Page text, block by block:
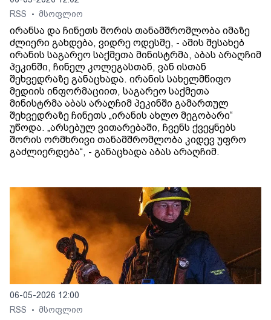
RSS
• მსოფლიო
ირანსა და ჩინეთს შორის თანამშრომლობა იმაზე
ძლიერი გახდება, ვიდრე ოდესმე, - ამის შესახებ
ირანის საგარეო საქმეთა მინისტრმა, აბას არაღჩიმ
პეკინში, ჩინელ კოლეგასთან, ვან ისთან
შეხვედრაზე განაცხადა. ირანის სახელმწიფო
მედიის ინფორმაციით, საგარეო საქმეთა
მინისტრმა აბას არაღჩიმ პეკინში გამართულ
შეხვედრაზე ჩინეთს „ირანის ახლო მეგობარი“
უწოდა. „არსებულ ვითარებაში, ჩვენს ქვეყნებს
შორის ორმხრივი თანამშრომლობა კიდევ უფრო
გაძლიერდება“, - განაცხადა აბას არაღჩიმ.
06-05-2026 12:00
RSS
• მსოფლიო